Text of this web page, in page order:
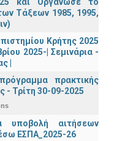
Τάξεων 1985, 1995,
Κρήτης 2025
2025-| Σεμινάρια -
|
πρακτικής
- Τρίτη 30-09-2025
υποβολή αιτήσεων
ΕΣΠΑ_2025-26